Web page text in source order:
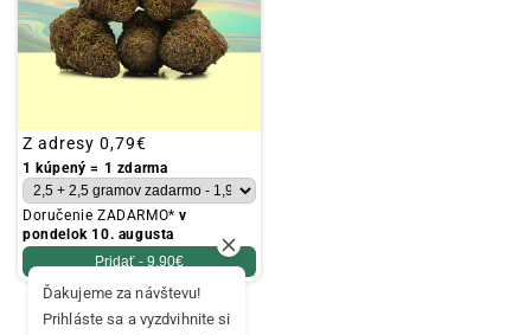
Obvyklá
cena
Z adresy 0,79€
1 kúpený = 1 zdarma
Doručenie ZADARMO*v
pondelok 10. augusta
Pridať - 9,90€
Ďakujeme za návštevu!
Prihláste sa a vyzdvihnite si